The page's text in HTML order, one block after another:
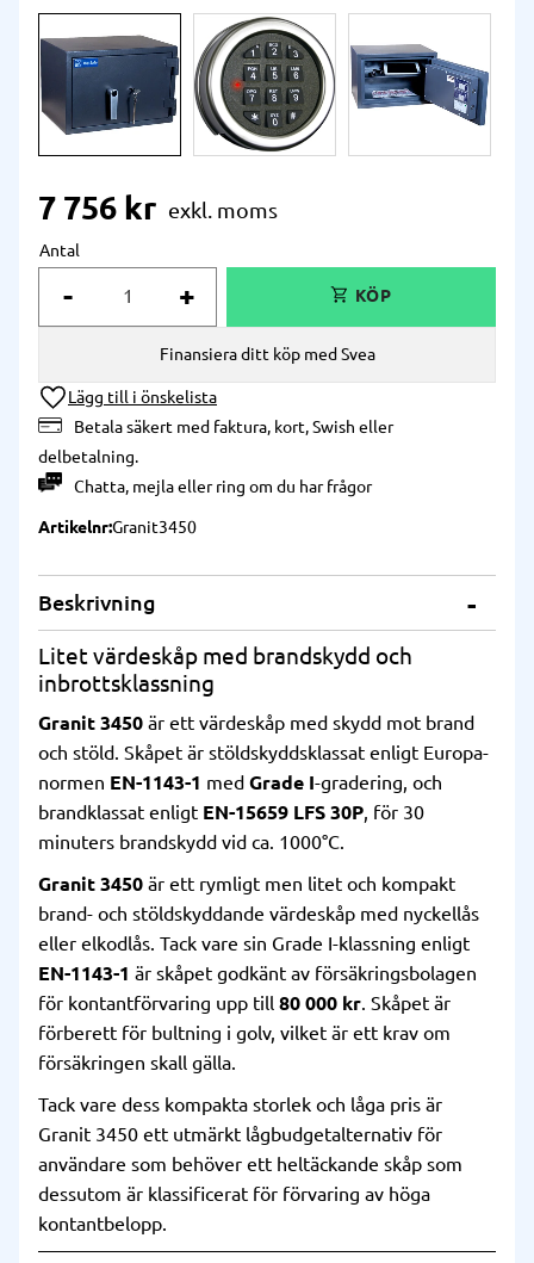
7 756 kr
Antal
+
-
Lägg till i önskelista
Betala säkert med faktura, kort, Swish eller
delbetalning.
Chatta, mejlaellerring om du har frågor
Finansiera ditt köp med Svea
ArtikelnrGranit3450
Beskrivning
Litet värdeskåp med brandskydd och
inbrottsklassning
Granit 3450 är ett värdeskåp med skydd mot brand
och stöld. Skåpet är stöldskyddsklassat enligt Europa-
normen EN-1143-1 med Grade I-gradering, och
brandklassat enligt EN-15659 LFS 30P, för 30
minuters brandskydd vid ca. 1000°C.
Granit 3450 är ett rymligt men litet och kompakt
brand- och stöldskyddande värdeskåp med nyckellås
eller elkodlås. Tack vare sin Grade I-klassning enligt
EN-1143-1 är skåpet godkänt av försäkringsbolagen
för kontantförvaring upp till 80 000 kr. Skåpet är
förberett för bultning i golv, vilket är ett krav om
försäkringen skall gälla.
Tack vare dess kompakta storlek och låga pris är
Granit 3450 ett utmärkt lågbudgetalternativ för
användare som behöver ett heltäckande skåp som
dessutom är klassificerat för förvaring av höga
kontantbelopp.